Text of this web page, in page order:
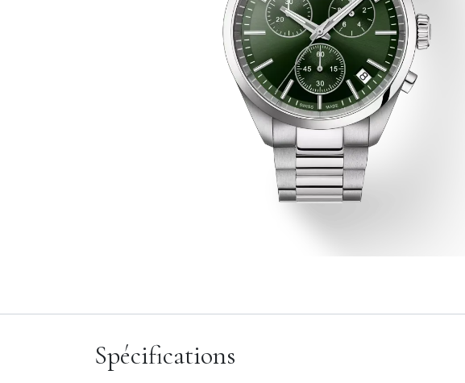
Spécifications